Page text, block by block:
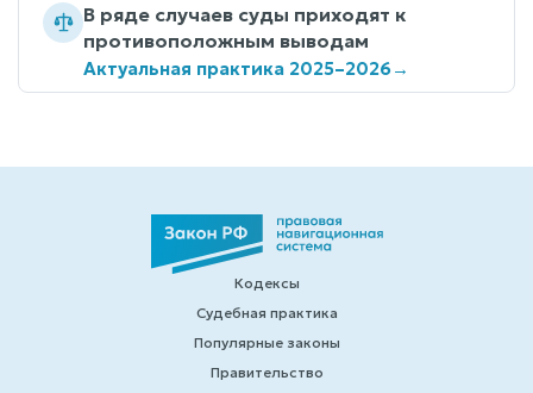
В ряде случаев суды приходят к
противоположным выводам
Актуальная практика 2025–2026→
Кодексы
Судебная практика
Популярные законы
Правительство